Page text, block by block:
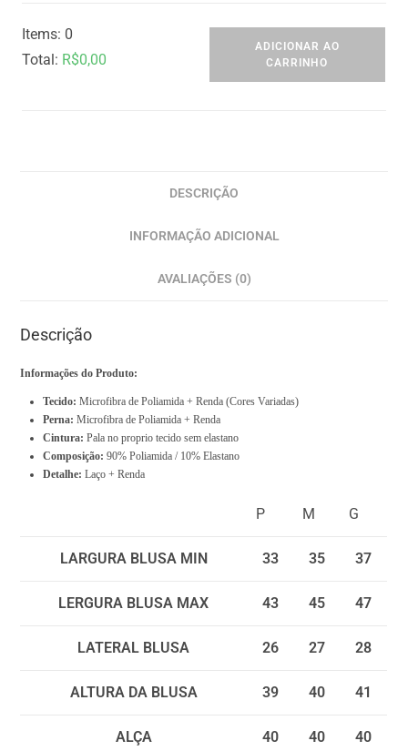
Items: 0
Total : R$0,00
a
l
0
ADICIONAR AO
CARRINHO
DESCRIÇÃO
INFORMAÇÃO ADICIONAL
AVALIAÇÕES (0)
Descrição
Informações do Produto:
Tecido: Microfibra de Poliamida + Renda (Cores Variadas)
Perna:Microfibra de Poliamida + Renda
Cintura: Pala no proprio tecido sem elastano
Composição: 90% Poliamida / 10% Elastano
Detalhe:Laço + Renda
P M G
LARGURA BLUSA MIN 33 35 37
LERGURA BLUSA MAX 43 45 47
LATERAL BLUSA 26 27 28
ALTURA DA BLUSA 39 40 41
ALÇA 40 40 40